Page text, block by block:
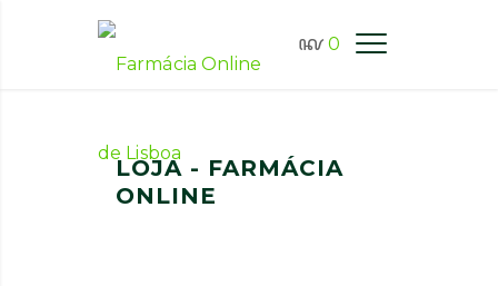
0
FARMÁCIA ONLINE LISBOA
LOJA - FARMÁCIA
ONLINE